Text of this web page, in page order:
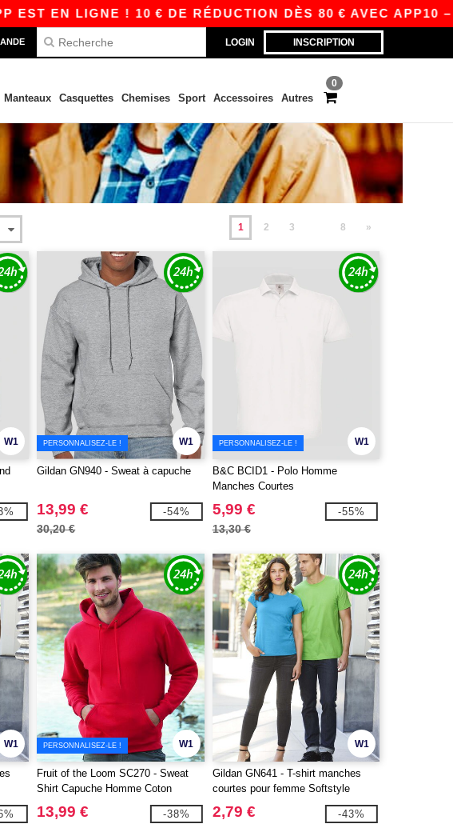
! 10 € DE RÉDUCTION DÈS 80 € AVEC APP10 – DES
LOGIN INSCRIPTION
0
Manteaux Casquettes Chemises Sport Accessoires Autres
1 2 3 8 »
W1 W1
PERSONNALISEZ-LE !
Gildan GN940 - Sweat à capuche
13,99 €
30,20 €
-54%
W1
PERSONNALISEZ-LE !
B&C BCID1 - Polo Homme
Manches Courtes
5,99 €
13,30 €
-55%
W1 W1
PERSONNALISEZ-LE !
Fruit of the Loom SC270 - Sweat
Shirt Capuche Homme Coton
13,99 € -38%
W1
Gildan GN641 - T-shirt manches
courtes pour femme Softstyle
2,79 € -43%